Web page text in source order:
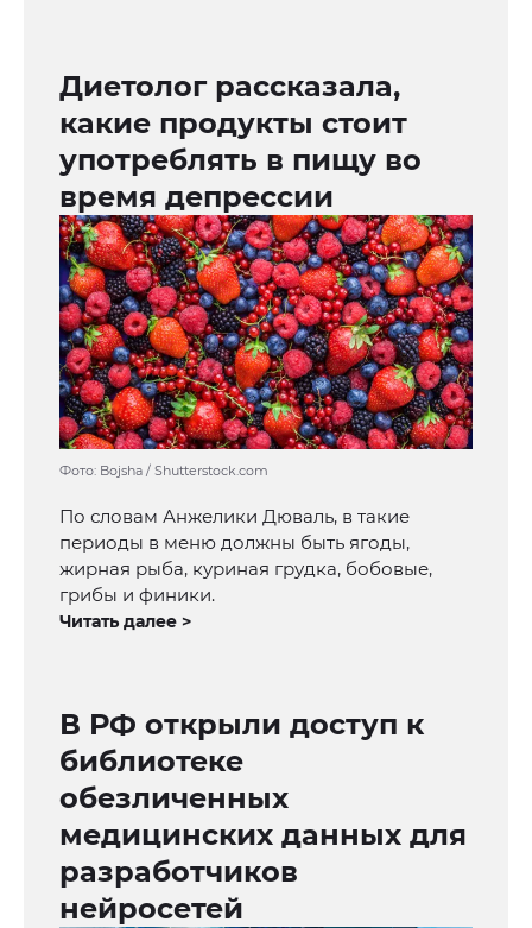
Диетолог рассказала,
какие продукты стоит
употреблять в пищу во
время депрессии
Фото: Bojsha / Shutterstock.com
По словам Анжелики Дюваль, в такие
периоды в меню должны быть ягоды,
жирная рыба, куриная грудка, бобовые,
грибы и финики.
Читать далее >
В РФ открыли доступ к
библиотеке
обезличенных
медицинских данных для
разработчиков
нейросетей